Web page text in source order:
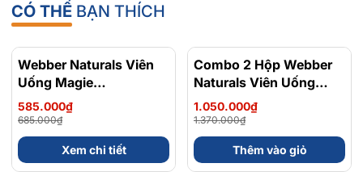
CÓ THỂ BẠN THÍCH
- 15%
Webber Naturals Viên
Uống Magie
Magnesium
Bisglycinate 200mg -
Chính Ngạch Canada,
Xuất VAT
585.000₫
685.000₫
Xem chi tiết
- 23%
Combo 2 Hộp Webber
Naturals Viên Uống
Magie Dễ Dàng Hấp
Làm Dịu Nhẹ Cho Hệ
Tiêu Hóa Magnesium
Bisglycinate 200mg -
Hộp 120 Viên
1.050.000₫
1.370.000₫
Thêm vào giỏ